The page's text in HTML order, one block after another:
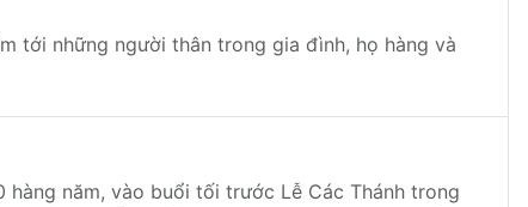
tới những người thân trong gia đình, họ hàng và
năm, vào buổi tối trước Lễ Các Thánh trong